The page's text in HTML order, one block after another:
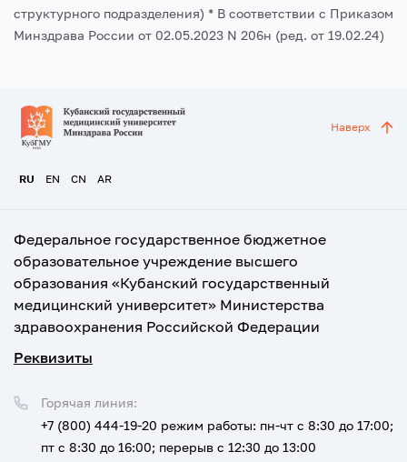
структурного подразделения) * В соответствии с Приказом
Минздрава России от 02.05.2023 N 206н (ред. от 19.02.24)
RU EN CN AR
Наверх
Федеральное государственное бюджетное
образовательное учреждение высшего
образования «Кубанский государственный
медицинский университет» Министерства
здравоохранения Российской Федерации
Реквизиты
Горячая линия:
+7 (800) 444-19-20 режим работы: пн-чт с 8:30 до 17:00;
пт с 8:30 до 16:00; перерыв с 12:30 до 13:00